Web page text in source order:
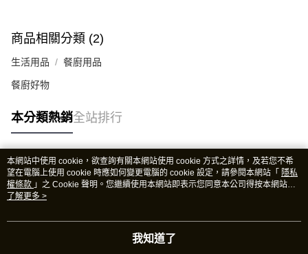
商品相關分類 (2)
生活用品 餐廚用品
餐廚好物
本分類熱銷全站排行
熱門標籤
本網站中使用 cookie，欲查詢有關本網站使用 cookie 方式之詳情，及若您不希
望在電腦上使用 cookie 時應如何變更電腦的 cookie 設定，請參閱本網站「 隱私
權條款 」之 Cookie 聲明。您繼續使用本網站即表示您同意本公司得按本網站使
用條款之 Cookie 聲明使用 cookie。
了解更多 >
我知道了